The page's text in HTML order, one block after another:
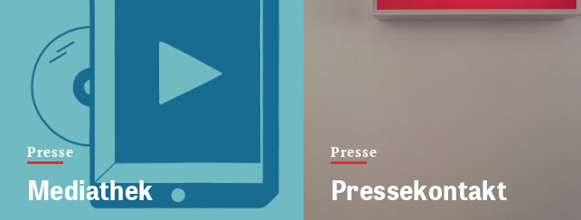
Presse
Mediathek
Presse
Pressekontakt